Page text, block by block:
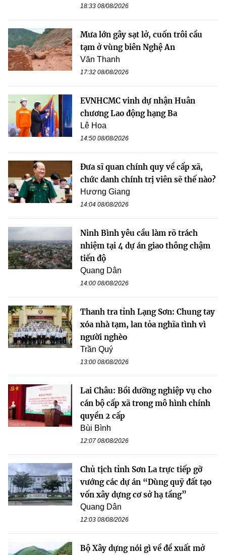
18:33 08/08/2026
Mưa lớn gây sạt lở, cuốn trôi cầu
tạm ở vùng biên Nghệ An
Văn Thanh
17:32 08/08/2026
EVNHCMC vinh dự nhận Huân
chương Lao động hạng Ba
Lê Hoa
14:50 08/08/2026
Đưa sĩ quan chính quy về cấp xã,
chức danh chính trị viên sẽ thế nào?
Hương Giang
14:04 08/08/2026
Ninh Bình yêu cầu làm rõ trách
nhiệm tại 4 dự án giao thông chậm
tiến độ
Quang Dân
14:00 08/08/2026
Thanh tra tỉnh Lạng Sơn: Chung tay
xóa nhà tạm, lan tỏa nghĩa tình vì
người nghèo
Trần Quý
13:00 08/08/2026
Lai Châu: Bồi dưỡng nghiệp vụ cho
cán bộ cấp xã trong mô hình chính
quyền 2 cấp
Bùi Bình
12:07 08/08/2026
Chủ tịch tỉnh Sơn La trực tiếp gỡ
vướng các dự án “Dùng quỹ đất tạo
vốn xây dựng cơ sở hạ tầng”
Quang Dân
12:03 08/08/2026
Bộ Xây dựng nói gì về đề xuất mở